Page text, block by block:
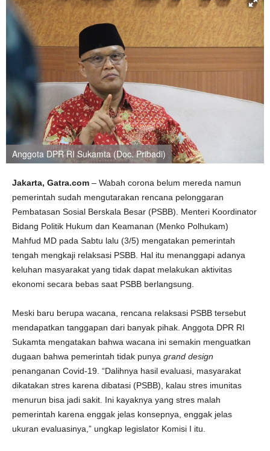
Anggota DPR RI Sukamta (Doc. Pribadi)
Jakarta, Gatra.com – Wabah corona belum mereda namun
pemerintah sudah mengutarakan rencana pelonggaran
Pembatasan Sosial Berskala Besar (PSBB). Menteri Koordinator
Bidang Politik Hukum dan Keamanan (Menko Polhukam)
Mahfud MD pada Sabtu lalu (3/5) mengatakan pemerintah
tengah mengkaji relaksasi PSBB. Hal itu menanggapi adanya
keluhan masyarakat yang tidak dapat melakukan aktivitas
ekonomi secara bebas saat PSBB berlangsung.
Meski baru berupa wacana, rencana relaksasi PSBB tersebut
mendapatkan tanggapan dari banyak pihak. Anggota DPR RI
Sukamta mengatakan bahwa wacana ini semakin menguatkan
dugaan bahwa pemerintah tidak punya grand design
penanganan Covid-19. “Dalihnya hasil evaluasi, masyarakat
dikatakan stres karena dibatasi (PSBB), kalau stres imunitas
menurun bisa jadi sakit. Ini kayaknya yang stres malah
pemerintah karena enggak jelas konsepnya, enggak jelas
ukuran evaluasinya,” ungkap legislator Komisi I itu.